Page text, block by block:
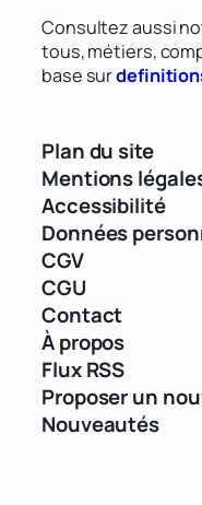
Consultez aussi
tous, métiers,
base sur
Plan du site
Mentions
Accessibilité
Données
CGV
CGU
Contact
À propos
Flux RSS
Proposer un
Nouveautés